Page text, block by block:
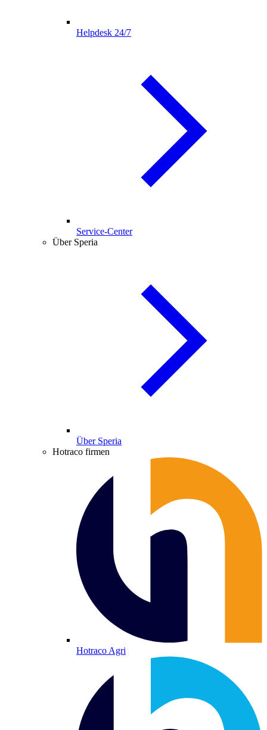
Helpdesk 24/7
Service-Center
Über Speria
Über Speria
Hotraco firmen
Hotraco Agri